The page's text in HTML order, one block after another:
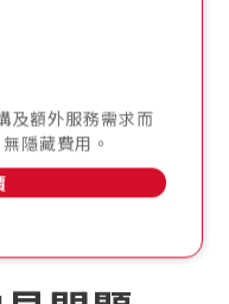
隱藏費用。
問題